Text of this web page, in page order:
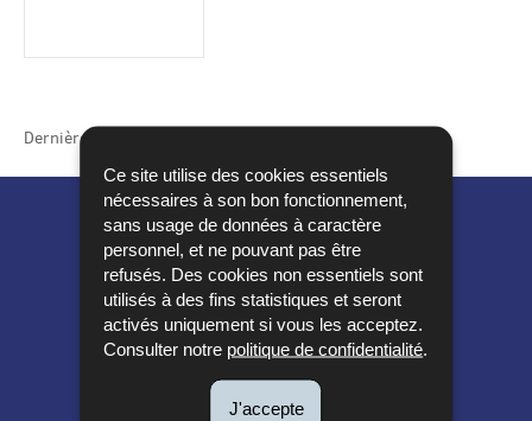
Ce site utilise des cookies essentiels
nécessaires à son bon fonctionnement,
sans usage de données à caractère
personnel, et ne pouvant pas être
refusés. Des cookies non essentiels sont
utilisés à des fins statistiques et seront
activés uniquement si vous les acceptez.
Consulter notre politique de confidentialité
J'accepte
Dernière mise à jour